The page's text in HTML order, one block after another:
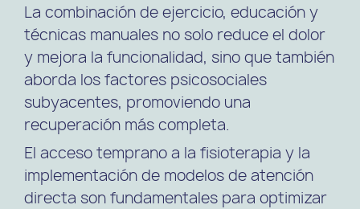
La combinación de ejercicio, educación y
técnicas manuales no solo reduce el dolor
y mejora la funcionalidad, sino que también
aborda los factores psicosociales
subyacentes, promoviendo una
recuperación más completa.
El acceso temprano a la fisioterapia y la
implementación de modelos de atención
directa son fundamentales para optimizar